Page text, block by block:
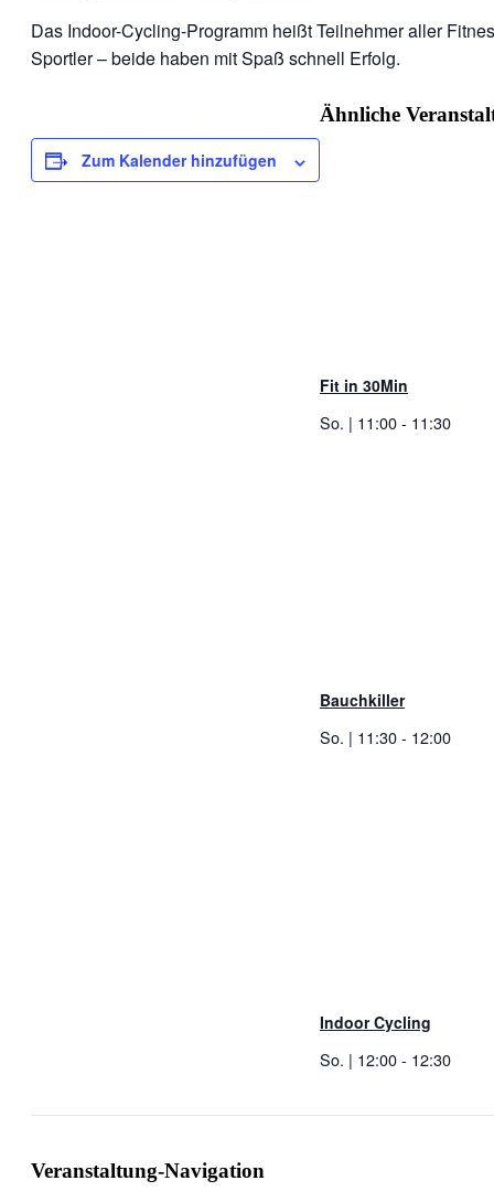
Das Indoor-Cycling-Programm heißt Teilnehmer aller
Sportler – beide haben mit Spaß schnell Erfolg.
Zum Kalender hinzufügen
Ähnliche
Fit in 30Min
So. | 11:00- 11:30
Bauchkiller
So. | 11:30- 12:00
Indoor Cycling
So. | 12:00- 12:30
Veranstaltung-Navigation